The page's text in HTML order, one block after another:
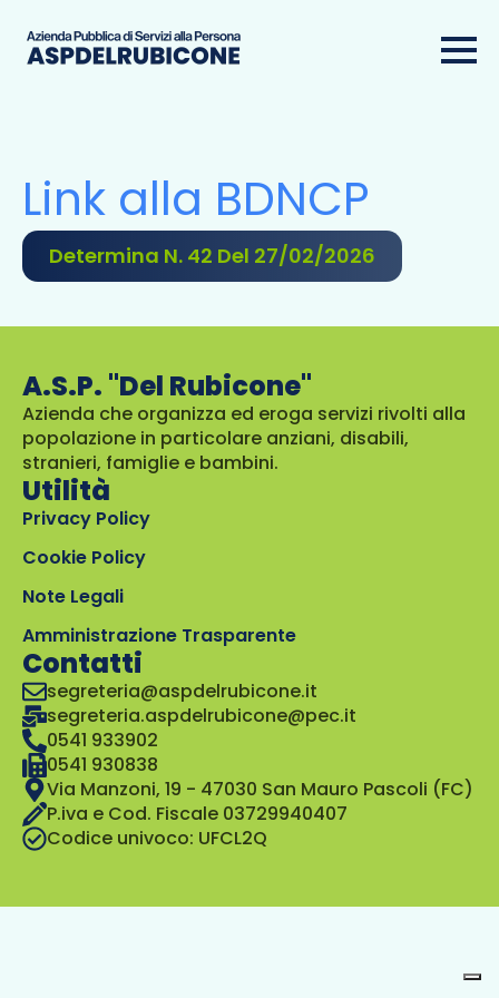
Link alla BDNCP
Determina N. 42 Del 27/02/2026
A.S.P. "Del Rubicone"
Azienda che organizza ed eroga servizi rivolti alla
popolazione in particolare anziani, disabili,
stranieri, famiglie e bambini.
Utilità
Privacy Policy
Cookie Policy
Note Legali
Amministrazione Trasparente
Contatti
segreteria@aspdelrubicone.it
segreteria.aspdelrubicone@pec.it
0541 933902
0541 930838
Via Manzoni, 19 - 47030 San Mauro Pascoli (FC)
P.iva e Cod. Fiscale 03729940407
Codice univoco: UFCL2Q